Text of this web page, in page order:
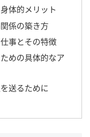
体的メリット
係の築き方
事とその特徴
めの具体的なア
送るために